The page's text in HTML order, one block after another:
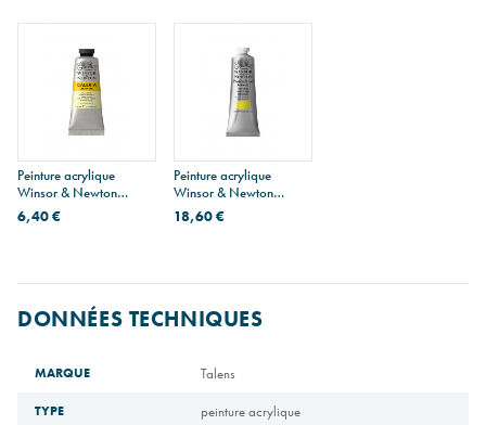
Peinture acrylique
Winsor & Newton
GALERIA
6,40 €
Peinture acrylique
Winsor & Newton
PROFESSIONAL - 60 ml
18,60 €
DONNÉES TECHNIQUES
MARQUE Talens
TYPE peinture acrylique